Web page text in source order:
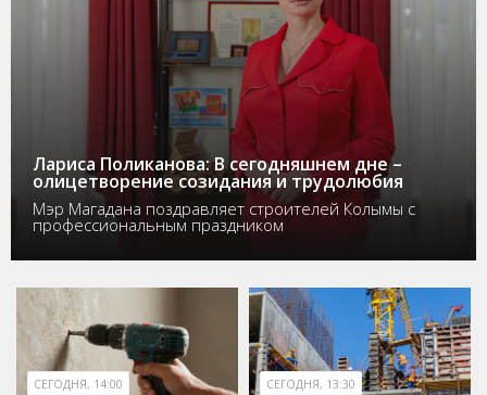
Лариса Поликанова: В сегодняшнем дне –
олицетворение созидания и трудолюбия
Мэр Магадана поздравляет строителей Колымы с
профессиональным праздником
СЕГОДНЯ, 14:00 СЕГОДНЯ, 13:30